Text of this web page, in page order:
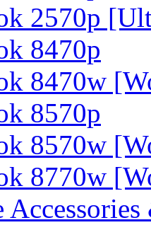
2570p
8470p
8470w
8570p
8570w
8770w
Accessories